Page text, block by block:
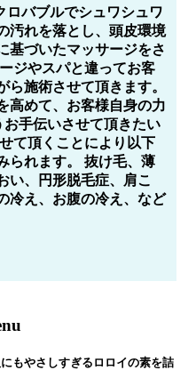
ロバブルでシュワシュワ
汚れを落とし、頭皮環境
基づいたマッサージをさ
ジやスパと違ってお客
施術させて頂きます。
高めて、お客様自身の力
手伝いさせて頂きたい
て頂くことにより以下
られます。 抜け毛、薄
い、円形脱毛症、肩こ
冷え、お腹の冷え、など
もやさしすぎるロロイの素を詰